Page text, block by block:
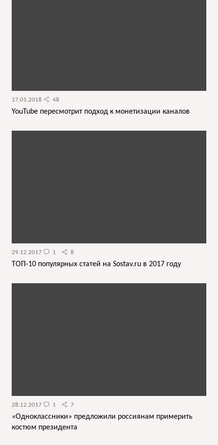
17.01.2018 48
YouTube пересмотрит подход к монетизации каналов
29.12.2017 1 8
ТОП-10 популярных статей на Sostav.ru в 2017 году
28.12.2017 1 7
«Одноклассники» предложили россиянам примерить
костюм президента